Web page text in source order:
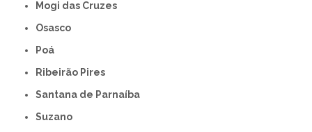
Mogi das Cruzes
Osasco
Poá
Ribeirão Pires
Santana de Parnaíba
Suzano